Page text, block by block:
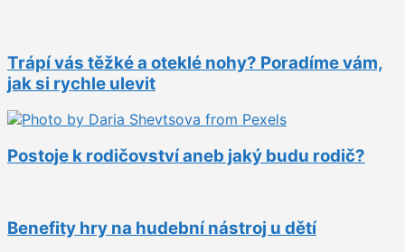
Trápí vás těžké a oteklé nohy? Poradíme vám,
jak si rychle ulevit
Postoje k rodičovství aneb jaký budu rodič?
Benefity hry na hudební nástroj u dětí